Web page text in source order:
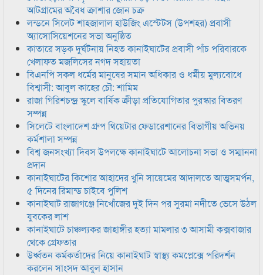
আটগ্রামের অবৈধ ক্রাশার জোন চক্র
লন্ডনে সিলেট শাহজালাল হাউজিং এস্টেটস (উপশহর) প্রবাসী
অ্যাসোসিয়েশনের সভা অনুষ্ঠিত
কাতারে সড়ক দুর্ঘটনায় নিহত কানাইঘাটের প্রবাসী পাঁচ পরিবারকে
খেলাফত মজলিসের নগদ সহায়তা
বিএনপি সকল ধর্মের মানুষের সমান অধিকার ও ধর্মীয় মুল্যবোধে
বিশ্বাসী: আবুল কাহের চৌ: শামিম
রাজা গিরিশচন্দ্র স্কুলে বার্ষিক ক্রীড়া প্রতিযোগিতার পুরস্কার বিতরণ
সম্পন্ন
সিলেটে বাংলাদেশ গ্রুপ থিয়েটার ফেডারেশানের বিভাগীয় অভিনয়
কর্মশালা সম্পন্ন
বিশ্ব জনসংখ্যা দিবস উপলক্ষে কানাইঘাটে আলোচনা সভা ও সম্মাননা
প্রদান
কানাইঘাটের কিশোর আহাদের খুনি সায়েমের আদালতে আত্মসমর্পন,
৫ দিনের রিমান্ড চাইবে পুলিশ
কানাইঘাট রাজাগঞ্জে নিখোঁজের দুই দিন পর সুরমা নদীতে ভেসে উঠল
যুবকের লাশ
কানাইঘাটে চাঞ্চল্যকর জাহাঙ্গীর হত্যা মামলার ৩ আসামী কক্সবাজার
থেকে গ্রেফতার
উর্ধ্বতন কর্মকর্তাদের নিয়ে কানাইঘাট স্বাস্থ্য কমপ্লেক্সে পরিদর্শন
করলেন সাংসদ আবুল হাসান